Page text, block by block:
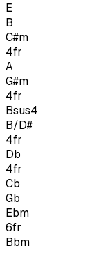
E
B
C#m
4fr
A
G#m
4fr
Bsus4
B/D#
4fr
Db
4fr
Cb
Gb
Ebm
6fr
Bbm